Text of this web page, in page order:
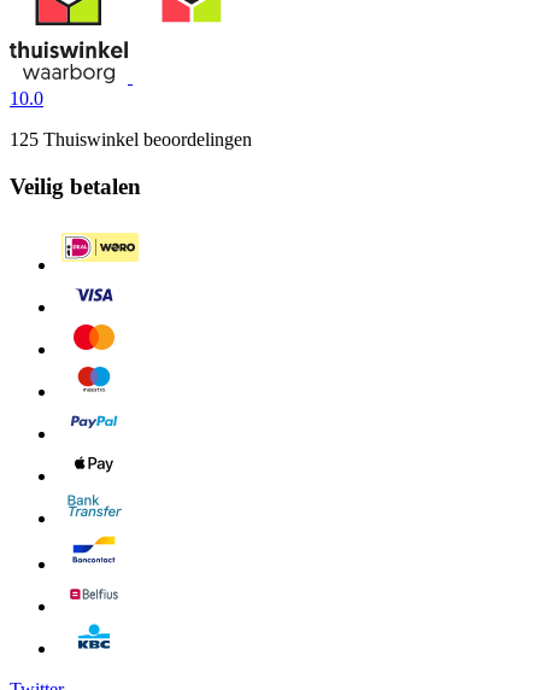
10.0
125 Thuiswinkel beoordelingen
Veilig betalen